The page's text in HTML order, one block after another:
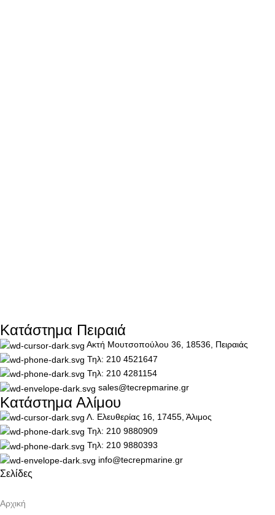
Κατάστημα Πειραιά
Ακτή Μουτσοπούλου 36, 18536, Πειραιάς
Τηλ: 210 4521647
Τηλ: 210 4281154
sales@tecrepmarine.gr
Κατάστημα Αλίμου
Λ. Ελευθερίας 16, 17455, Άλιμος
Τηλ: 210 9880909
Τηλ: 210 9880393
info@tecrepmarine.gr
Σελίδες
Αρχική